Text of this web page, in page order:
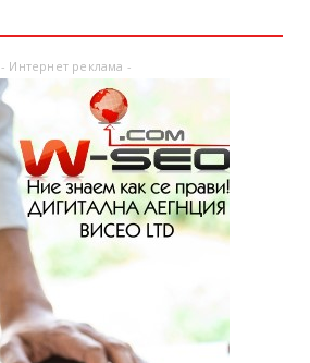
- Интернет реклама -